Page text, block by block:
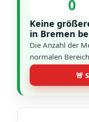
0
Keine
in Bremen
Die Anzahl der
normalen
🚨